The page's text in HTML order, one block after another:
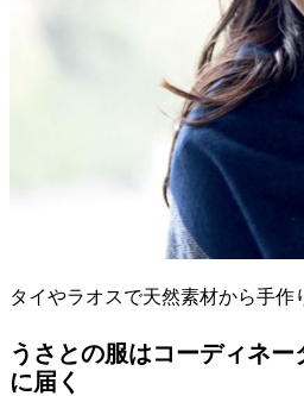
タイやラオスで天然素材から手作
うさとの服はコーディネー
に届く